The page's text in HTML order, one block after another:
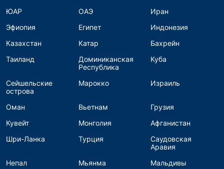
ЮАР
ОАЭ
Иран
Эфиопия
Египет
Индонезия
Казахстан
Катар
Бахрейн
Таиланд
Доминиканская
Республика
Куба
Сейшельские
острова
Марокко Израиль
Оман Вьетнам
Грузия
Кувейт
Монголия
Афганистан
Шри-Ланка
Турция
Саудовская
Аравия
Непал
Мьянма
Мальдивы